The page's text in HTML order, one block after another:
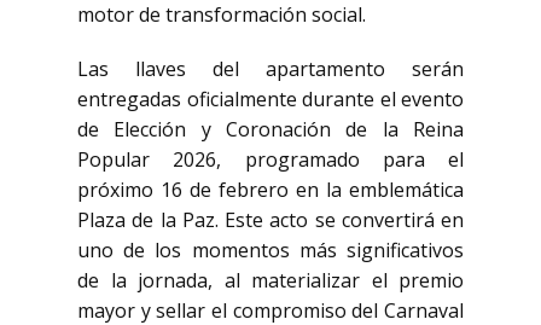
motor de transformación social.
Las llaves del apartamento serán
entregadas oficialmente durante el evento
de Elección y Coronación de la Reina
Popular 2026, programado para el
próximo 16 de febrero en la emblemática
Plaza de la Paz. Este acto se convertirá en
uno de los momentos más significativos
de la jornada, al materializar el premio
mayor y sellar el compromiso del Carnaval